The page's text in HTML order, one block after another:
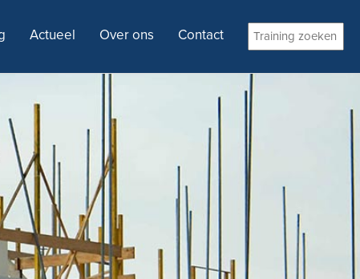
Actueel Over ons Contact